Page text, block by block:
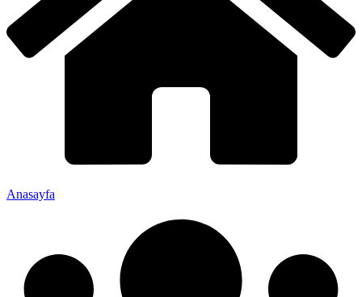
Anasayfa